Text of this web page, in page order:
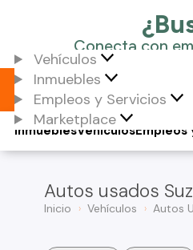
Vehículos
Inmuebles
Empleos y Servicios
Marketplace
Vehículos
Inmuebles Empleos
Autos usados
Inicio Vehículos Autos